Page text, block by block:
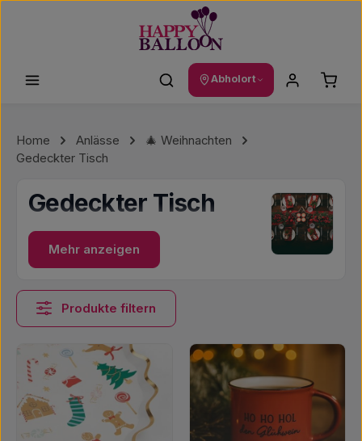
Abholort
Home Anlässe
🎄 Weihnachten
Gedeckter Tisch
Gedeckter Tisch
Mehr anzeigen
Produkte filtern